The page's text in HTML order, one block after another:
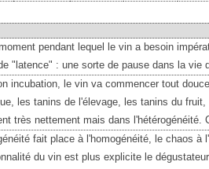
pendant lequel le vin a besoin
"latence" : une sorte de pause dans la vie
incubation, le vin va commencer tout
les tanins de l'élevage, les tanins du
très nettement mais dans l'hétérogénéité.
fait place à l'homogénéité, le chaos
du vin est plus explicite le